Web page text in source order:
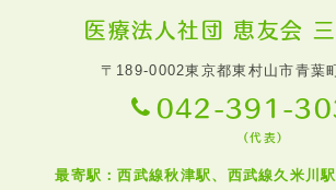
医療法人社団 恵友会
〒189-0002東京都東村山市青葉
042-391-
（代表）
最寄駅：西武線秋津駅、西武線久米川